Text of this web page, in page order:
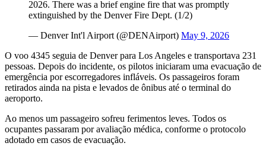
2026. There was a brief engine fire that was promptly
extinguished by the Denver Fire Dept. (1/2)
— Denver Int'l Airport (@DENAirport) May 9, 2026
O voo 4345 seguia de Denver para Los Angeles e transportava 231
pessoas. Depois do incidente, os pilotos iniciaram uma evacuação de
emergência por escorregadores infláveis. Os passageiros foram
retirados ainda na pista e levados de ônibus até o terminal do
aeroporto.
Ao menos um passageiro sofreu ferimentos leves. Todos os
ocupantes passaram por avaliação médica, conforme o protocolo
adotado em casos de evacuação.